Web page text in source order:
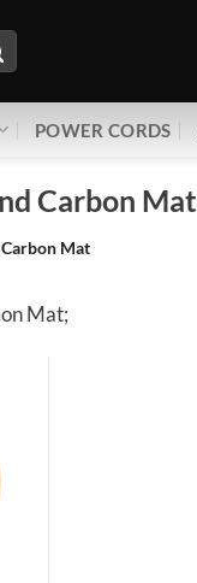
POWER CORDS
Carbon Mat
Mat
Mat;